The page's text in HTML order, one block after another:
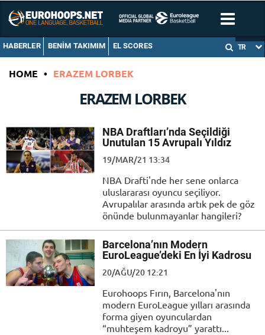
HABERLER BENIM TAKIMIM EL SCORES TR
HOME • ERAZEM LORBEK
ERAZEM LORBEK
NBA Draftları’nda Seçildiği
Unutulan 15 Avrupalı Yıldız
19/MAR/21 13:34
NBA Drafti'nde her sene onlarca
uluslararası oyuncu seçiliyor.
Avrupalılar arasında artık pek de göz
önünde bulunmayanlar hangileri?
Barcelona’nın Modern
EuroLeague’deki En İyi Kadrosu
20/AĞU/20 12:21
Eurohoops Fırın, Barcelona'nın
modern EuroLeague yılları arasında
forma giyen oyunculardan
“muhteşem kadroyu” yarattı...